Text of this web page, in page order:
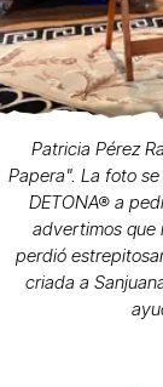
Patricia Pérez
Papera". La foto
DETONA® a
advertimos que
perdió
criada a